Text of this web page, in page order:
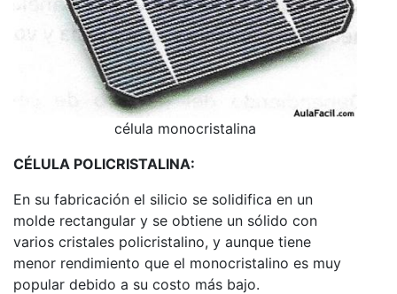
célula monocristalina
CÉLULA POLICRISTALINA:
En su fabricación el silicio se solidifica en un
molde rectangular y se obtiene un sólido con
varios cristales policristalino, y aunque tiene
menor rendimiento que el monocristalino es muy
popular debido a su costo más bajo.